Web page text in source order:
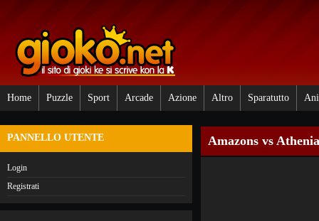
Home Puzzle Sport Arcade Azione Altro Sparatutto
PANNELLO UTENTE
Login
Registrati
Amazons vs